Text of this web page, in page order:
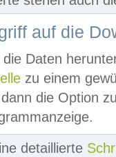
auf die
die Daten
zu einem
die Option
detaillierte